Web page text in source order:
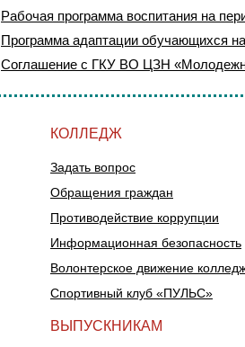
Рабочая программа воспитания на
Программа адаптации обучающихся на
Соглашение с ГКУ ВО ЦЗН
КОЛЛЕДЖ
Задать вопрос
Обращения граждан
Противодействие коррупции
Информационная безопасность
Волонтерское движение
Спортивный клуб «ПУЛЬС»
ВЫПУСКНИКАМ